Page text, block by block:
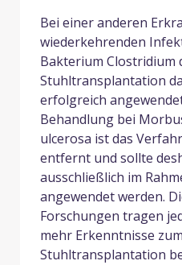
Bei einer anderen
wiederkehrenden
Bakterium Clostridium
Stuhltransplantation
erfolgreich
Behandlung bei
ulcerosa ist das
entfernt und sollte
ausschließlich im
angewendet werden.
Forschungen tragen
mehr Erkenntnisse
Stuhltransplantation